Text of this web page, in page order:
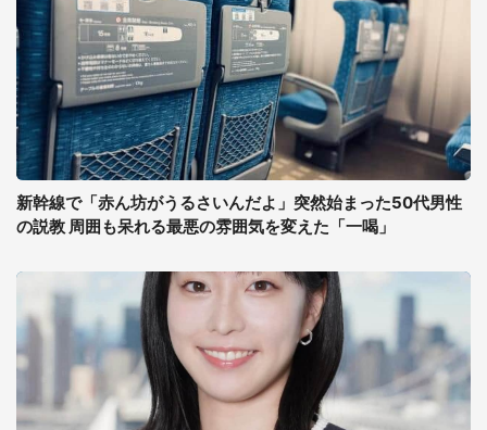
新幹線で「赤ん坊がうるさいんだよ」突然始まった50代男性
の説教 周囲も呆れる最悪の雰囲気を変えた「一喝」